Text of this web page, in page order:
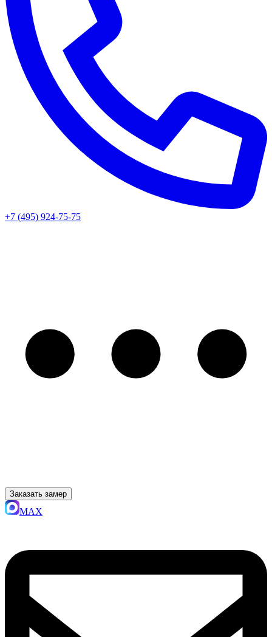
+7 (495) 924-75-75
Заказать замер
MAX